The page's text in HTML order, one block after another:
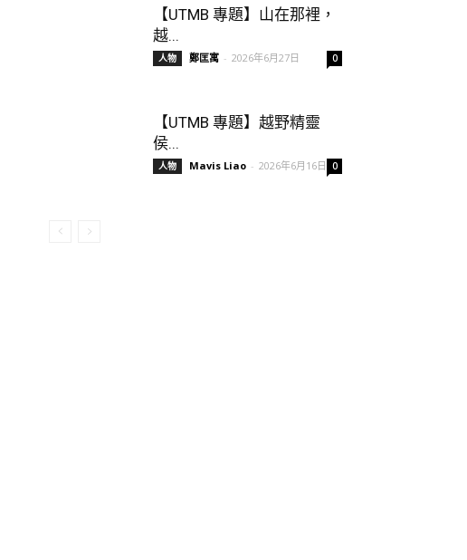
【UTMB 專題】山在那裡，
越...
人物 鄭匡寓 - 2026年6月27日 0
【UTMB 專題】越野精靈
侯...
人物 Mavis Liao - 2026年6月16日 0